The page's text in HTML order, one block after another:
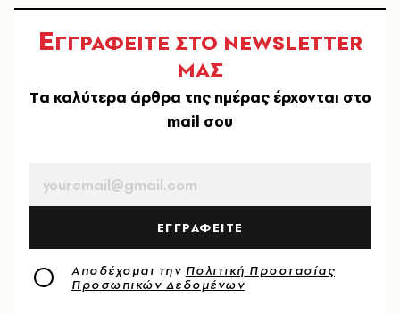
ΕΓΓΡΑΦΕΙΤΕ ΣΤΟ NEWSLETTER
ΜΑΣ
Tα καλύτερα άρθρα της ημέρας έρχονται στο
mail σου
ΕΓΓΡΑΦΕΙΤΕ
Αποδέχομαι την Πολιτική Προστασίας
Προσωπικών Δεδομένων